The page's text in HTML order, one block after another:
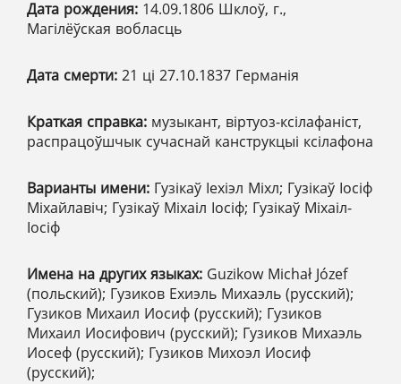
Дата рождения: 14.09.1806 Шклоў, г.,
Магілёўская вобласць
Дата смерти: 21 ці 27.10.1837 Германія
Краткая справка: музыкант, віртуоз-ксілафаніст,
распрацоўшчык сучаснай канструкцыі ксілафона
Варианты имени: Гузікаў Іехіэл Міхл; Гузікаў Іосіф
Міхайлавіч; Гузікаў Міхаіл Іосіф; Гузікаў Міхаіл-
Іосіф
Имена на других языках: Guzikow Michał Józef
(польский); Гузиков Ехиэль Михаэль (русский);
Гузиков Михаил Иосиф (русский); Гузиков
Михаил Иосифович (русский); Гузиков Михаэль
Иосеф (русский); Гузиков Михоэл Иосиф
(русский);